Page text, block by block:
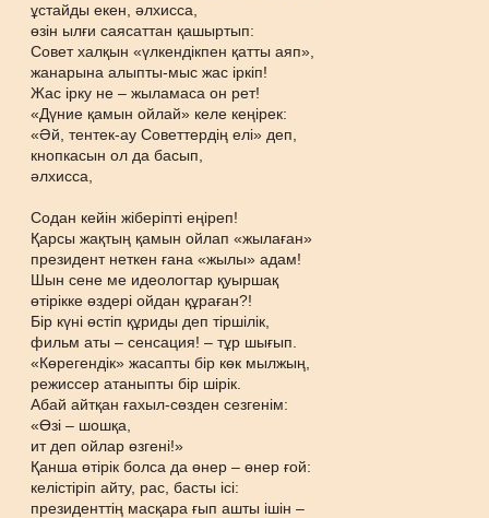
ұстайды екен, әлхисса,
өзін ылғи саясаттан қашыртып:
Совет халқын «үлкендікпен қатты аяп»,
жанарына алыпты-мыс жас іркіп!
Жас ірку не – жыламаса он рет!
«Дүние қамын ойлай» келе кеңірек:
«Әй, тентек-ау Советтердің елі» деп,
кнопкасын ол да басып,
әлхисса,
Содан кейін жіберіпті еңіреп!
Қарсы жақтың қамын ойлап «жылаған»
президент неткен ғана «жылы» адам!
Шын сене ме идеологтар қуыршақ
өтірікке өздері ойдан құраған?!
Бір күні өстіп құриды деп тіршілік,
фильм аты – сенсация! – тұр шығып.
«Көрегендік» жасапты бір көк мылжың,
режиссер атаныпты бір шірік.
Абай айтқан ғахыл-сөзден сезгенім:
«Өзі – шошқа,
ит деп ойлар өзгені!»
Қанша өтірік болса да өнер – өнер ғой:
келістіріп айту, рас, басты ісі:
президенттің масқара ғып ашты ішін –